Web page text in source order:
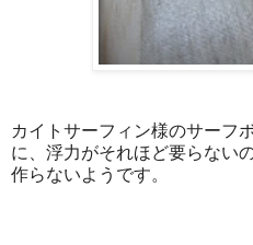
カイトサーフィン様のサーフ
に、浮力がそれほど要らない
作らないようです。